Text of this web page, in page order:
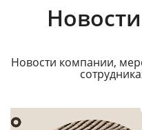
Новости компании,